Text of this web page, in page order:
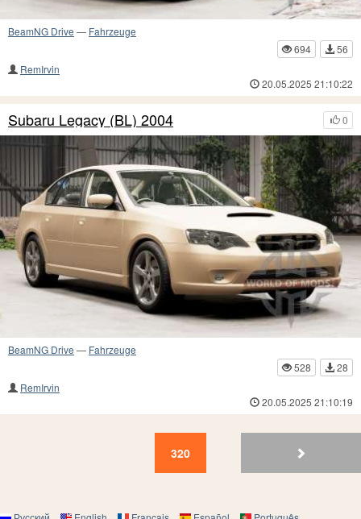
BeamNG Drive — Fahrzeuge
694
56
RemIrvin
20.05.2025 21:10:22
0
Subaru Legacy (BL) 2004
BeamNG Drive — Fahrzeuge
528
28
RemIrvin
20.05.2025 21:10:19
316 315 314 313 312 311
320